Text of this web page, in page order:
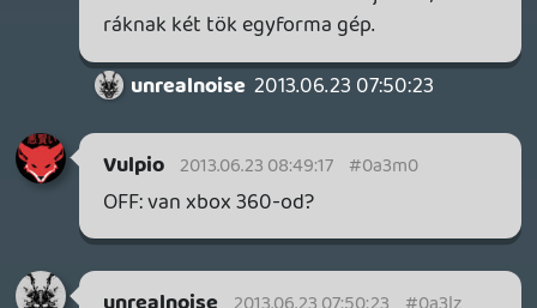
Vulpio
csak magamat tudom idézni:
"veszekedés után jobb a szex -marketing- "
ha novemberben piacra akarták volna
dobni a gépet a megkötésekkel, akkor a
rendszernek ami ezeket lehetővé tette
volna már startra készen kéne állnia...
mindenki a kiadók és az M$ mutyizására
gondolt, amikor ország-világ elé tárták a
használt játékok hagyományos módon